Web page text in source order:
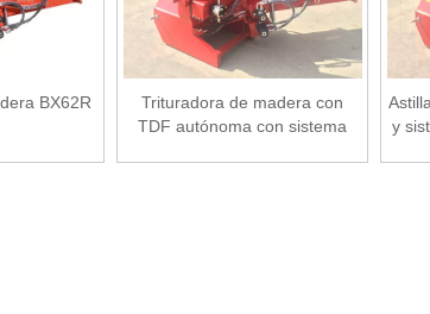
BX62R
Trituradora de madera con
TDF autónoma con sistema
y